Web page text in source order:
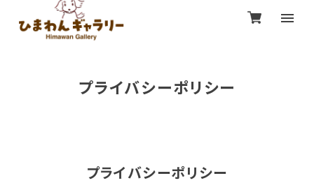
プライバシーポリシー
プライバシーポリシー